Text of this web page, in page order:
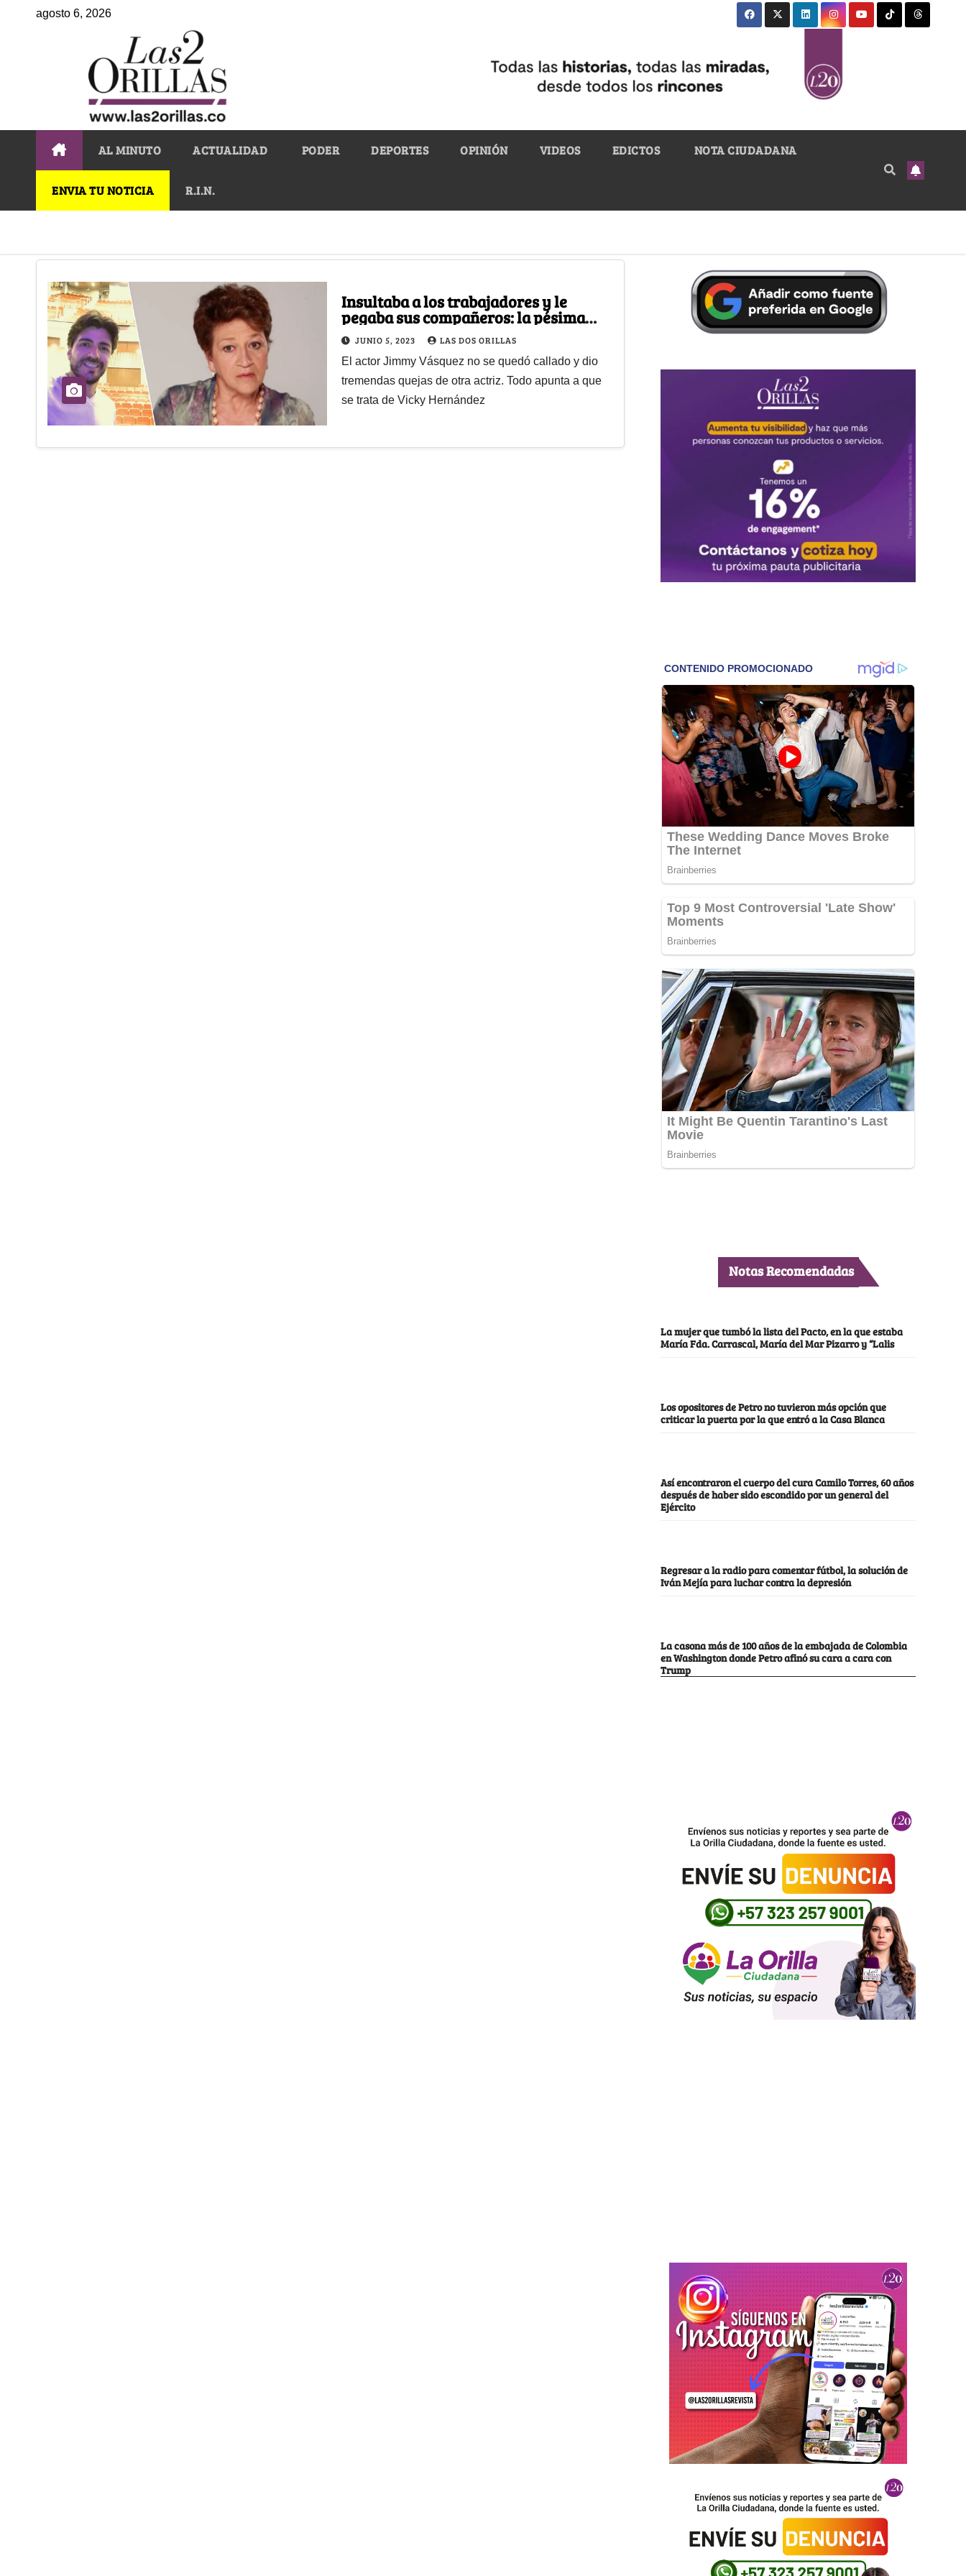
agosto 6, 2026
AL MINUTO ACTUALIDAD PODER DEPORTES OPINIÓN VIDEOS EDICTOS NOTA CIUDADANA
ENVIA TU NOTICIA R.I.N.
Insultaba a los trabajadores y le
pegaba sus compañeros: la pésima
persona que sería Vicky Hernández
JUNIO 5, 2023 LAS DOS ORILLAS
El actor Jimmy Vásquez no se quedó callado y dio
tremendas quejas de otra actriz. Todo apunta a que
se trata de Vicky Hernández
Notas Recomendadas
La mujer que tumbó la lista del Pacto, en la que estaba
María Fda. Carrascal, María del Mar Pizarro y “Lalis
Los opositores de Petro no tuvieron más opción que
criticar la puerta por la que entró a la Casa Blanca
Así encontraron el cuerpo del cura Camilo Torres, 60 años
después de haber sido escondido por un general del
Ejército
Regresar a la radio para comentar fútbol, la solución de
Iván Mejía para luchar contra la depresión
La casona más de 100 años de la embajada de Colombia
en Washington donde Petro afinó su cara a cara con
Trump